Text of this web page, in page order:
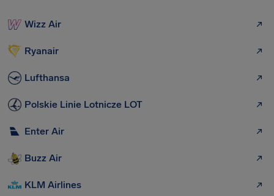
Wizz Air
Ryanair
Lufthansa
Polskie Linie Lotnicze LOT
Enter Air
Buzz Air
KLM Airlines